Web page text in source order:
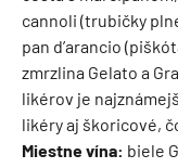
cannoli (trubičky
pan d’arancio
zmrzlina Gelato a
likérov je
likéry aj škoricové,
Miestne vína: biele